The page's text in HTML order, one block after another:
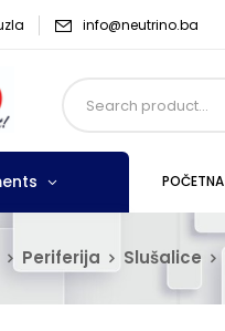
info@neutrino.ba
POČETNA
Periferija Slušalice